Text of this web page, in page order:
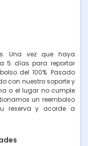
Una vez que haya
5 días para reportar
del 100%. Pasado
con nuestro soporte y
o el lugar no cumple
un reembolso
reserva y acorde a